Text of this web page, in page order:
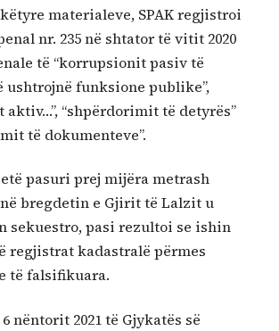
materialeve, SPAK regjistroi
nr. 235 në shtator të vitit 2020
të “korrupsionit pasiv të
ushtrojnë funksione publike”,
“shpërdorimit të detyrës”
të dokumenteve”.
pasuri prej mijëra metrash
bregdetin e Gjirit të Lalzit u
sekuestro, pasi rezultoi se ishin
regjistrat kadastralë përmes
të falsifikuara.
nëntorit 2021 të Gjykatës së